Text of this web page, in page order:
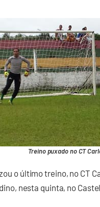
Treino puxado no CT
o último treino, no CT
nesta quinta, no